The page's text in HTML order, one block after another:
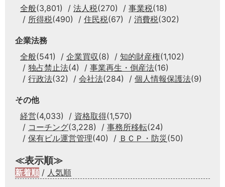
全般(3,801) 法人税(270) 事業税(18)
所得税(490) 住民税(67) 消費税(302)
企業法務
全般(541) 企業買収(8) 知的財産権(1,102)
独占禁止法(4) 事業再生・倒産法(16)
行政法(32) 会社法(284) 個人情報保護法(9)
その他
経営(4,033) 資格取得(1,570)
コーチング(3,228) 事務所移転(24)
保有ビル運営管理(40) ＢＣＰ・防災 (50)
≪表示順≫
新着順 / 人気順